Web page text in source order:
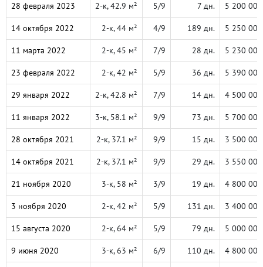
28 февраля 2023 2-к, 42.9 м² 5/9 7 дн. 5 200 000
14 октября 2022 2-к, 44 м² 4/9 189 дн. 5 250 000
11 марта 2022 2-к, 45 м² 7/9 28 дн. 5 230 000
23 февраля 2022 2-к, 42 м² 5/9 36 дн. 5 390 000
29 января 2022 2-к, 42.8 м² 7/9 14 дн. 4 500 000
11 января 2022 3-к, 58.1 м² 9/9 73 дн. 5 700 000
28 октября 2021 2-к, 37.1 м² 9/9 15 дн. 3 500 000
14 октября 2021 2-к, 37.1 м² 9/9 29 дн. 3 550 000
21 ноября 2020 3-к, 58 м² 3/9 19 дн. 4 800 000
3 ноября 2020 2-к, 42 м² 5/9 131 дн. 3 400 000
15 августа 2020 2-к, 64 м² 5/9 79 дн. 5 000 000
9 июня 2020 3-к, 63 м² 6/9 110 дн. 4 800 000